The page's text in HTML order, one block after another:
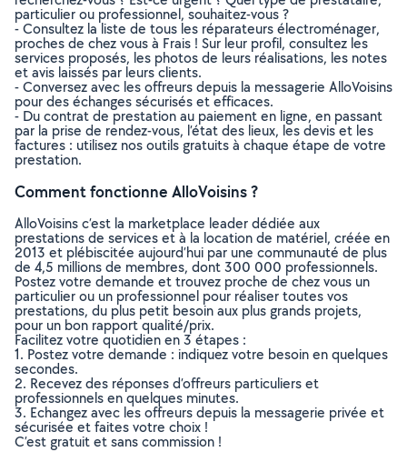
particulier ou professionnel, souhaitez-vous ?
- Consultez la liste de tous les réparateurs électroménager,
proches de chez vous à Frais ! Sur leur profil, consultez les
services proposés, les photos de leurs réalisations, les notes
et avis laissés par leurs clients.
- Conversez avec les offreurs depuis la messagerie AlloVoisins
pour des échanges sécurisés et efficaces.
- Du contrat de prestation au paiement en ligne, en passant
par la prise de rendez-vous, l’état des lieux, les devis et les
factures : utilisez nos outils gratuits à chaque étape de votre
prestation.
Comment fonctionne AlloVoisins ?
AlloVoisins c’est la marketplace leader dédiée aux
prestations de services et à la location de matériel, créée en
2013 et plébiscitée aujourd’hui par une communauté de plus
de 4,5 millions de membres, dont 300 000 professionnels.
Postez votre demande et trouvez proche de chez vous un
particulier ou un professionnel pour réaliser toutes vos
prestations, du plus petit besoin aux plus grands projets,
pour un bon rapport qualité/prix.
Facilitez votre quotidien en 3 étapes :
1. Postez votre demande : indiquez votre besoin en quelques
secondes.
2. Recevez des réponses d’offreurs particuliers et
professionnels en quelques minutes.
3. Echangez avec les offreurs depuis la messagerie privée et
sécurisée et faites votre choix !
C’est gratuit et sans commission !